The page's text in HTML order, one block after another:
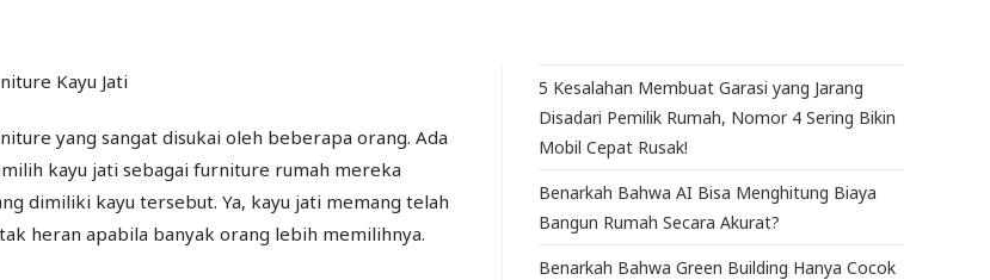
yang sangat disukai oleh beberapa orang. Ada
kayu jati sebagai furniture rumah mereka
dimiliki kayu tersebut. Ya, kayu jati memang telah
heran apabila banyak orang lebih memilihnya.
5 Kesalahan Membuat Garasi yang Jarang
Disadari Pemilik Rumah, Nomor 4 Sering Bikin
Mobil Cepat Rusak!
Benarkah Bahwa AI Bisa Menghitung Biaya
Bangun Rumah Secara Akurat?
Benarkah Bahwa Green Building Hanya Cocok